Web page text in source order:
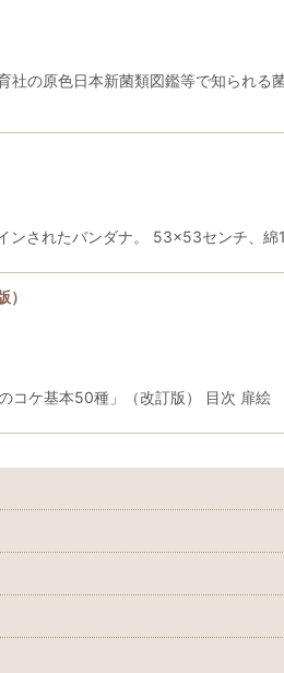
の原色日本新菌類図鑑等で知られ
ンされたバンダナ。 53×53センチ、
のコケ基本50種」（改訂版） 目